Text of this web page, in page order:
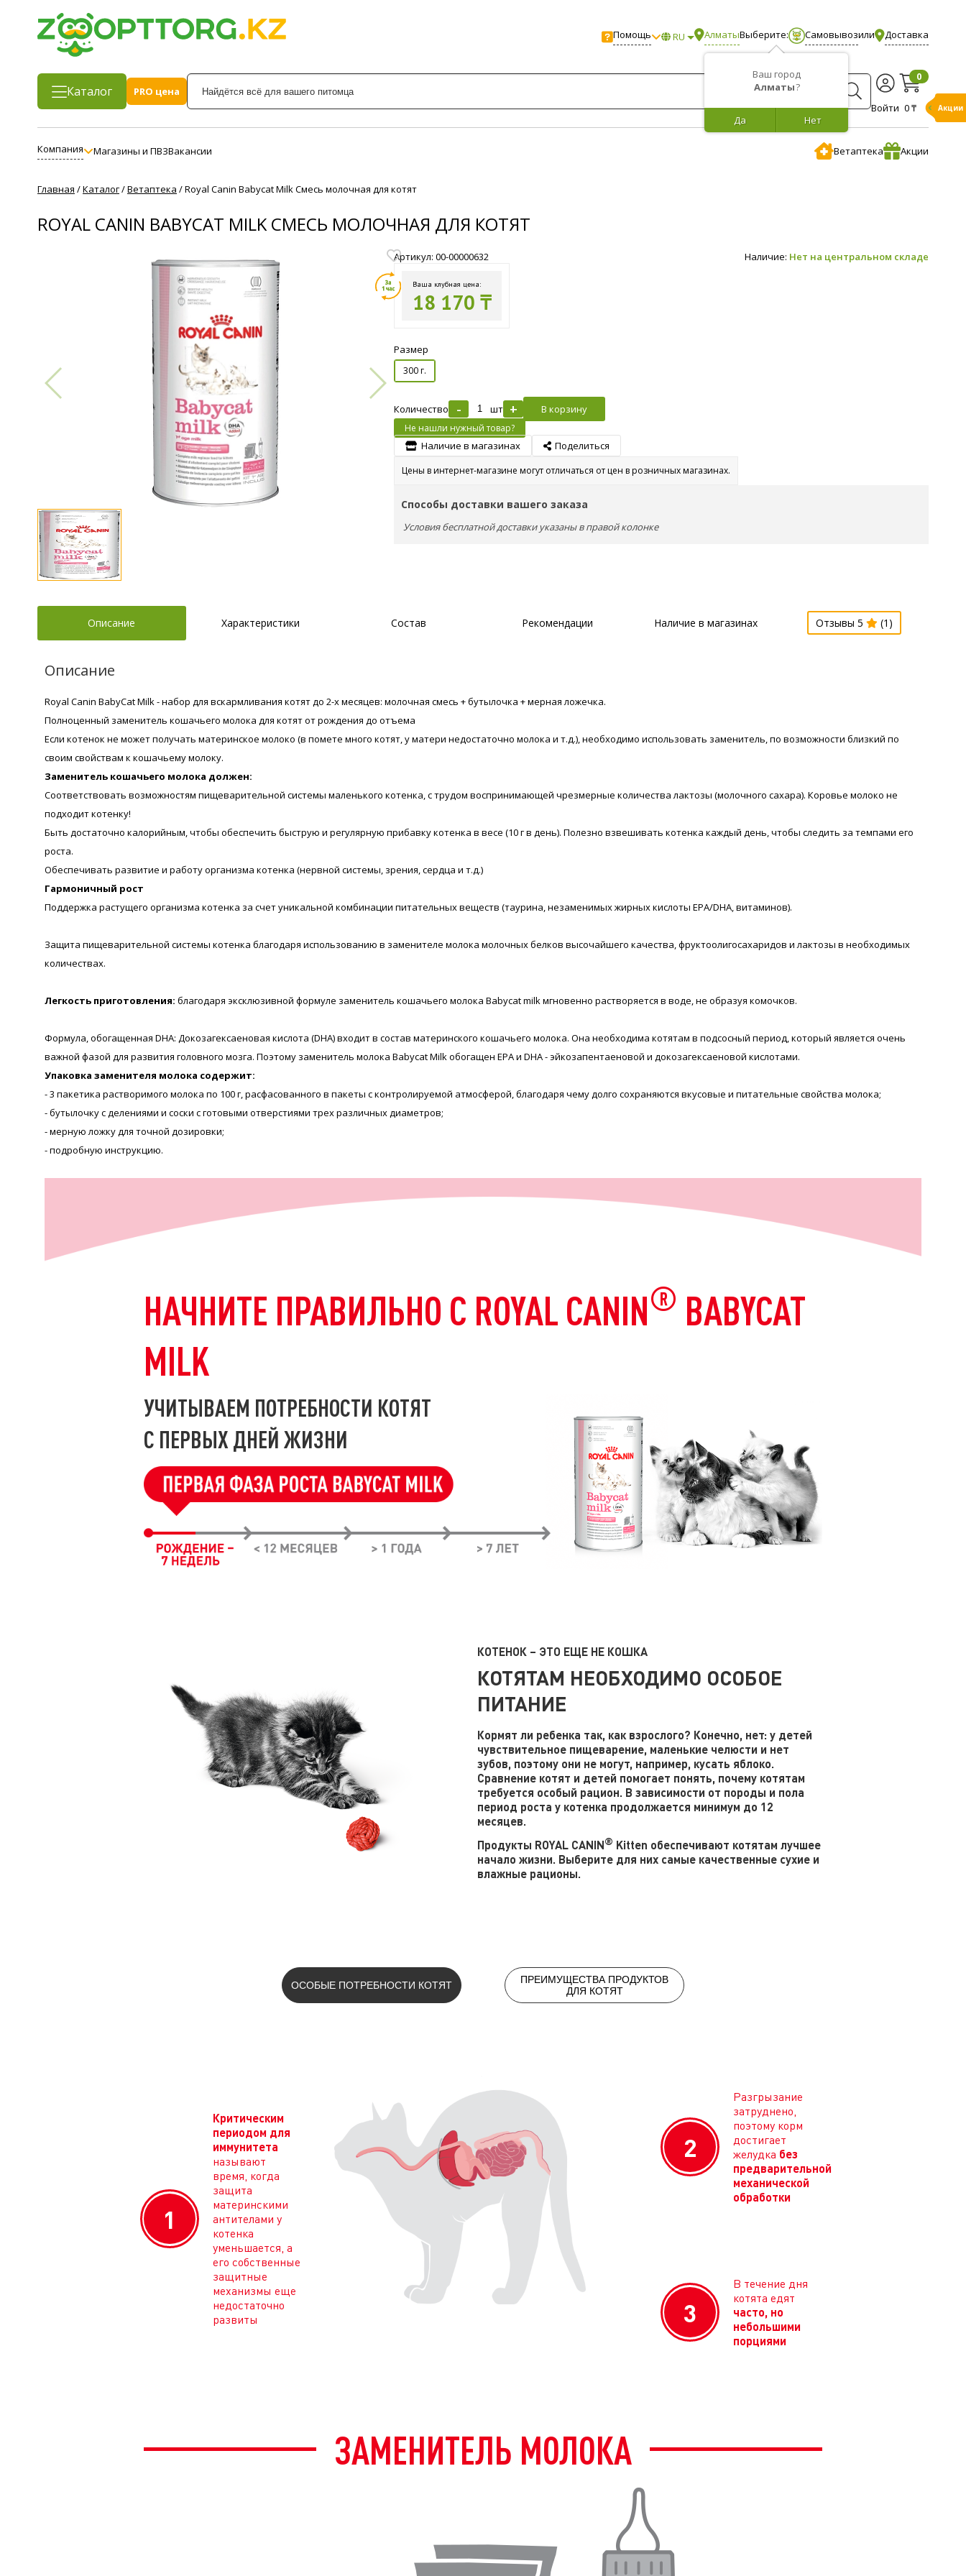
Помощь RU Алматы
Ваш город
Алматы?
Нет
Да
Выберите: Самовывозили Доставка
Каталог
PRO цена
Войти
0
0 ₸
Компания Магазины и ПВЗВакансии Ветаптека Акции
Главная /Каталог/Ветаптека /Royal Canin Babycat Milk Смесь молочная для котят
ROYAL CANIN BABYCAT MILK СМЕСЬ МОЛОЧНАЯ ДЛЯ КОТЯТ
Артикул: 00-00000632 Наличие: Нет на центральном складе
Ваша клубная цена:
18 170 ₸
Размер
300 г.
Количество - шт + В корзину
Не нашли нужный товар?
Наличие в магазинах Поделиться
Цены в интернет-магазине могут отличаться от цен в розничных магазинах.
Способы доставки вашего заказа
Условия бесплатной доставки указаны в правой колонке
Описание Характеристики Состав Рекомендации Наличие в магазинах Отзывы 5 (1)
Описание
Royal Canin BabyCat Milk - набор для вскармливания котят до 2-х месяцев: молочная смесь + бутылочка + мерная ложечка.
Полноценный заменитель кошачьего молока для котят от рождения до отъема
Если котенок не может получать материнское молоко (в помете много котят, у матери недостаточно молока и т.д.), необходимо использовать заменитель, по возможности близкий по
своим свойствам к кошачьему молоку.
Заменитель кошачьего молока должен:
Соответствовать возможностям пищеварительной системы маленького котенка, с трудом воспринимающей чрезмерные количества лактозы (молочного сахара). Коровье молоко не
подходит котенку!
Быть достаточно калорийным, чтобы обеспечить быструю и регулярную прибавку котенка в весе (10 г в день). Полезно взвешивать котенка каждый день, чтобы следить за темпами его
роста.
Обеспечивать развитие и работу организма котенка (нервной системы, зрения, сердца и т.д.)
Гармоничный рост
Поддержка растущего организма котенка за счет уникальной комбинации питательных веществ (таурина, незаменимых жирных кислоты EPA/DHA, витаминов).
Защита пищеварительной системы котенка благодаря использованию в заменителе молока молочных белков высочайшего качества, фруктоолигосахаридов и лактозы в необходимых
количествах.
Легкость приготовления: благодаря эксклюзивной формуле заменитель кошачьего молока Babycat milk мгновенно растворяется в воде, не образуя комочков.
Формула, обогащенная DHA: Докозагексаеновая кислота (DHA) входит в состав материнского кошачьего молока. Она необходима котятам в подсосный период, который является очень
важной фазой для развития головного мозга. Поэтому заменитель молока Babycat Milk обогащен EPA и DHA - эйкозапентаеновой и докозагексаеновой кислотами.
Упаковка заменителя молока содержит:
- 3 пакетика растворимого молока по 100 г, расфасованного в пакеты с контролируемой атмосферой, благодаря чему долго сохраняются вкусовые и питательные свойства молока;
- бутылочку с делениями и соски с готовыми отверстиями трех различных диаметров;
- мерную ложку для точной дозировки;
- подробную инструкцию.
Акции